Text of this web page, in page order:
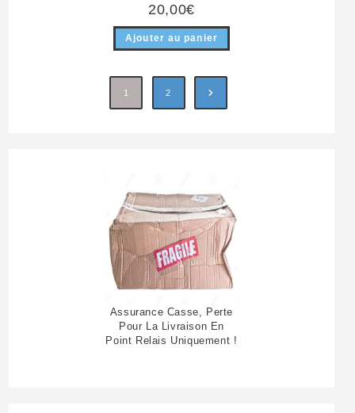
20,00€
Ajouter au panier
1 2
Assurance Casse, Perte
Pour La Livraison En
Point Relais Uniquement !